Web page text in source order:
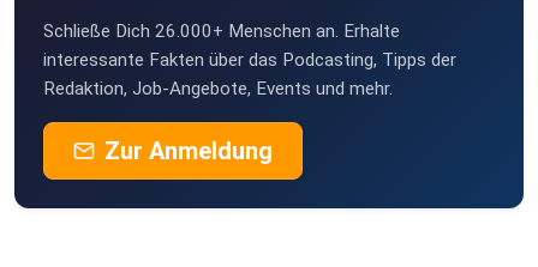
Schließe Dich 26.000+ Menschen an. Erhalte
interessante Fakten über das Podcasting, Tipps der
Redaktion, Job-Angebote, Events und mehr.
Zur Anmeldung